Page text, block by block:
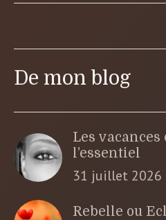
De mon blog
Les
l’essentiel
31 juillet 2026
Rebelle ou